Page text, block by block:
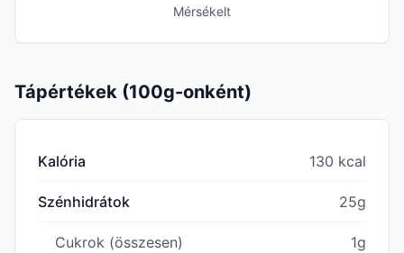
Mérsékelt
Tápértékek (100g-onként)
Kalória 130 kcal
Szénhidrátok 25g
Cukrok (összesen) 1g